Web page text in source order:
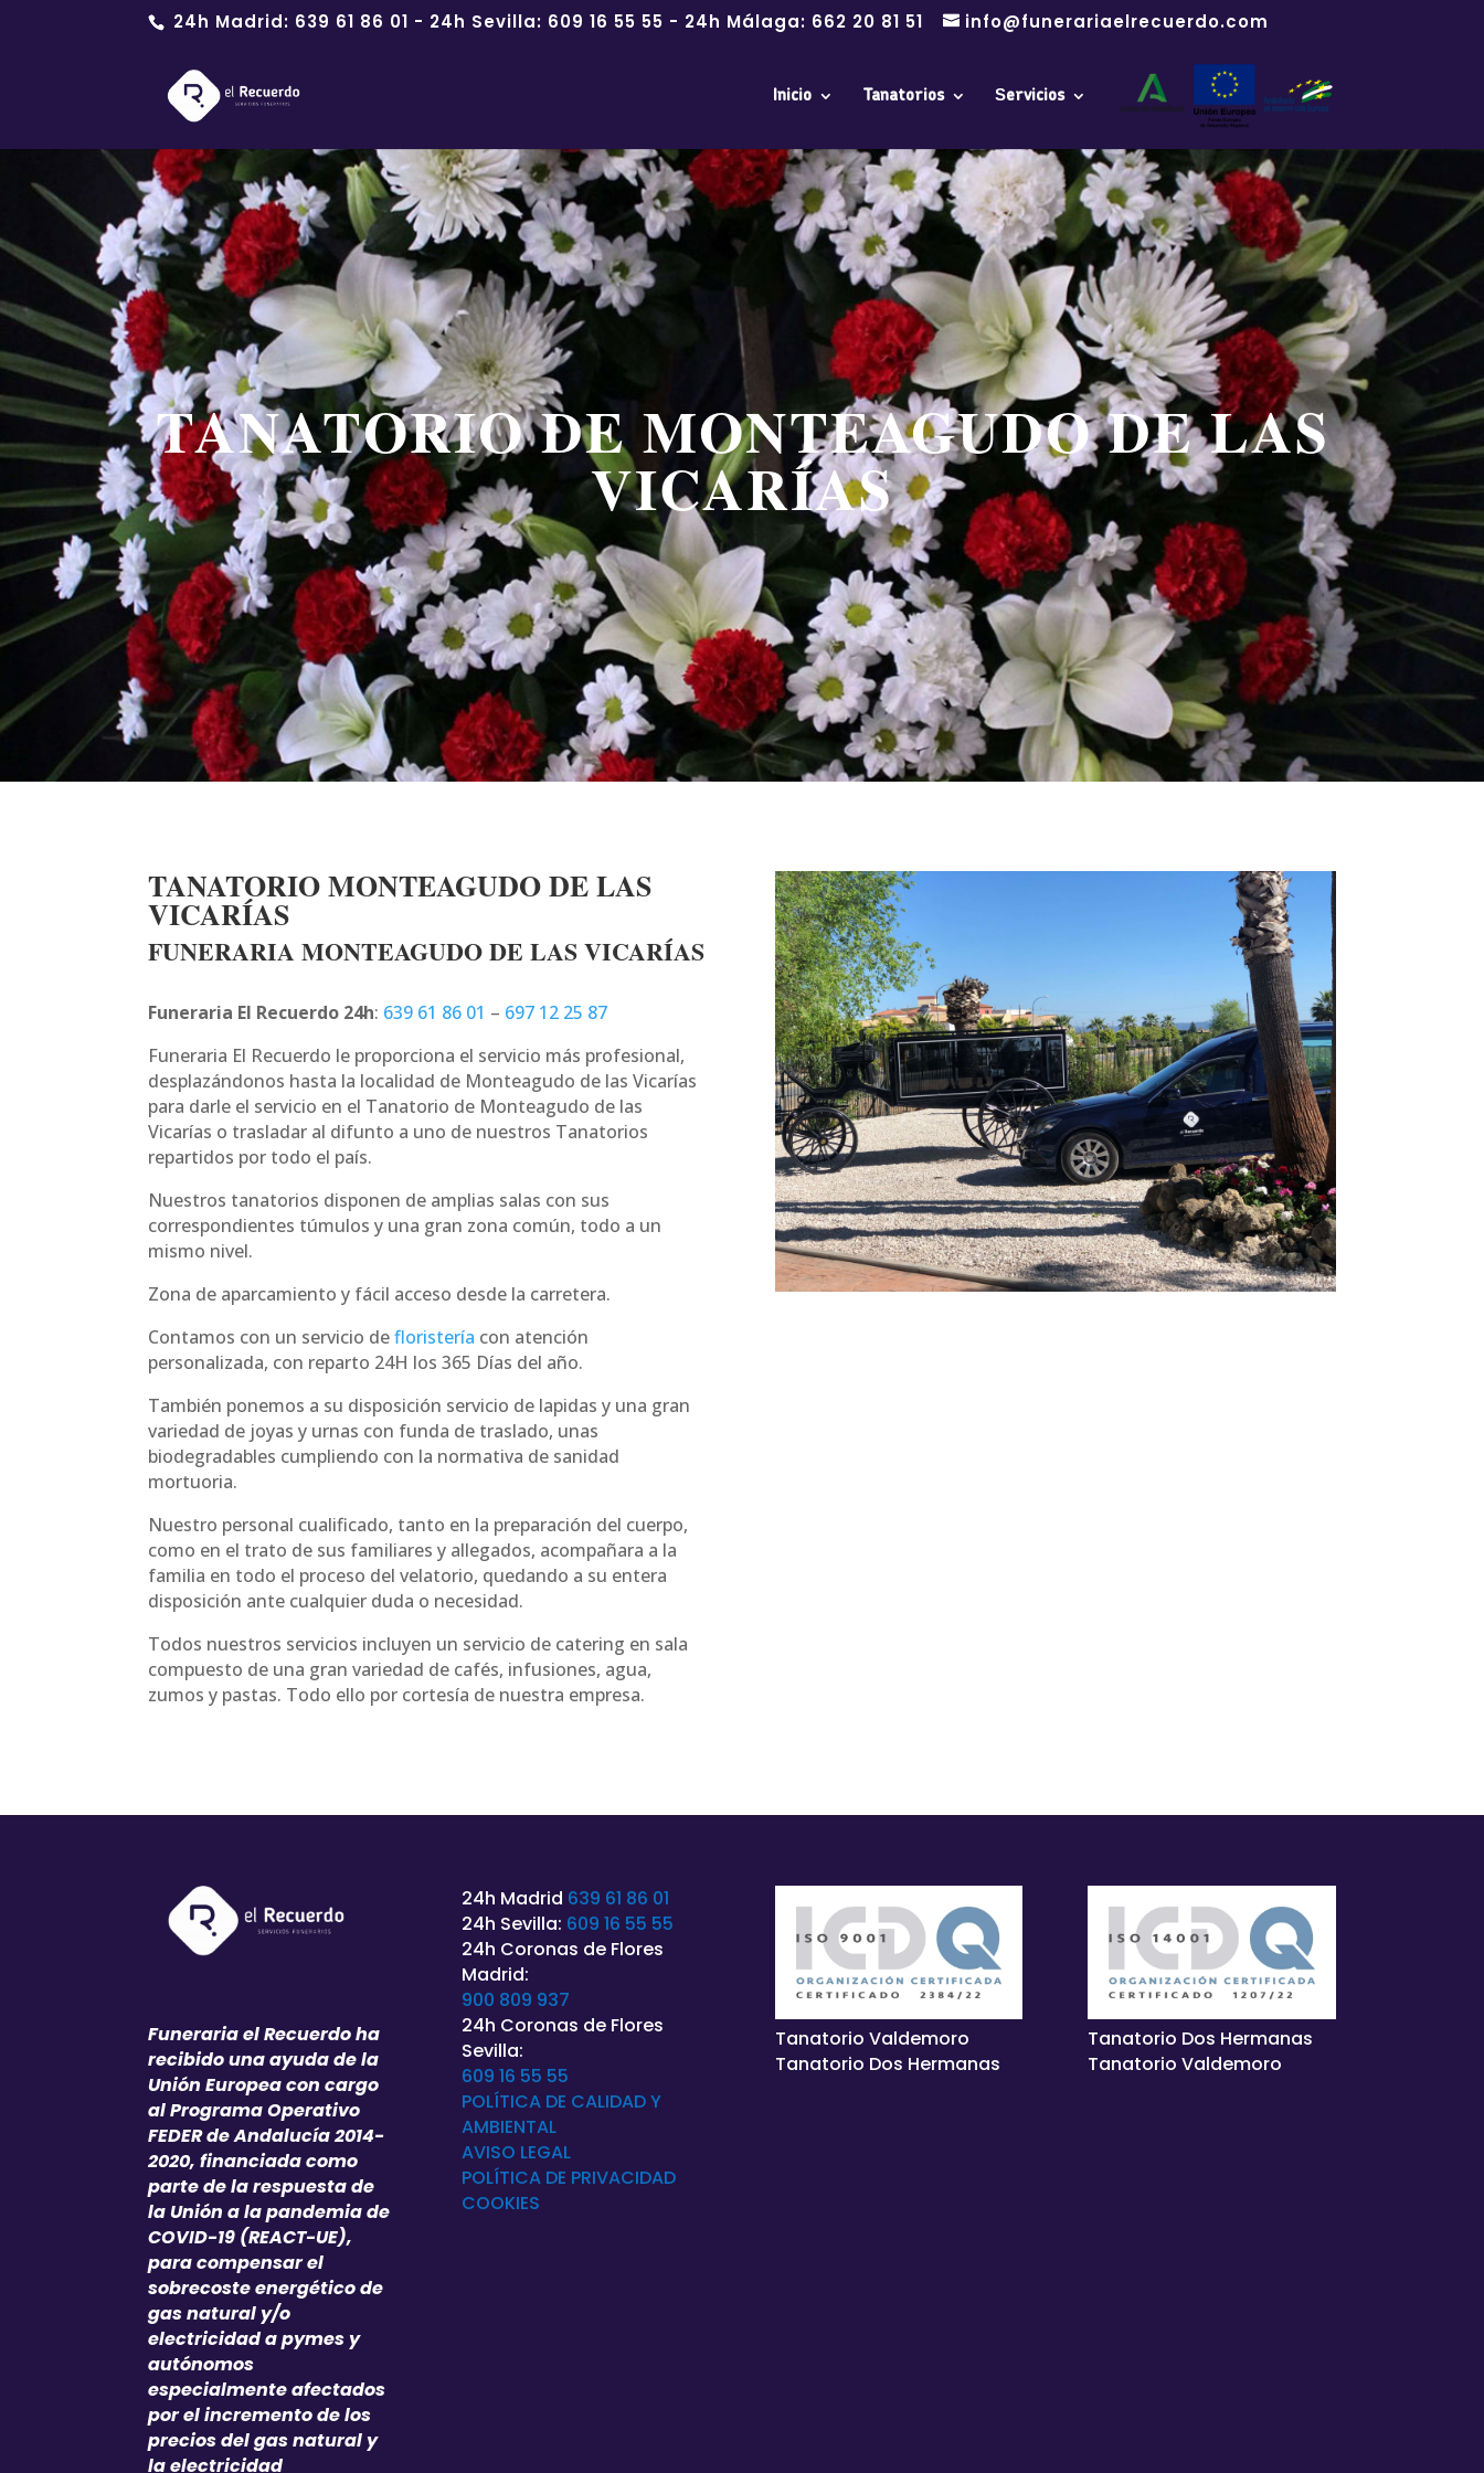
24h Madrid: 639 61 86 01 - 24h Sevilla: 609 16 55 55 - 24h Málaga: 662 20 81 51 info@funerariaelrecuerdo.com
Inicio Tanatorios Servicios
TANATORIO DE MONTEAGUDO DE LAS
VICARÍAS
TANATORIO MONTEAGUDO DE LAS
VICARÍAS
FUNERARIA MONTEAGUDO DE LAS VICARÍAS
Funeraria El Recuerdo 24h: 639 61 86 01 – 697 12 25 87
Funeraria El Recuerdo le proporciona el servicio más profesional,
desplazándonos hasta la localidad de Monteagudo de las Vicarías
para darle el servicio en el Tanatorio de Monteagudo de las
Vicarías o trasladar al difunto a uno de nuestros Tanatorios
repartidos por todo el país.
Nuestros tanatorios disponen de amplias salas con sus
correspondientes túmulos y una gran zona común, todo a un
mismo nivel.
Zona de aparcamiento y fácil acceso desde la carretera.
Contamos con un servicio defloristería con atención
personalizada, con reparto 24H los 365 Días del año.
También ponemos a su disposición servicio de lapidas y una gran
variedad de joyas y urnas con funda de traslado, unas
biodegradables cumpliendo con la normativa de sanidad
mortuoria.
Nuestro personal cualificado, tanto en la preparación del cuerpo,
como en el trato de sus familiares y allegados, acompañara a la
familia en todo el proceso del velatorio, quedando a su entera
disposición ante cualquier duda o necesidad.
Todos nuestros servicios incluyen un servicio de catering en sala
compuesto de una gran variedad de cafés, infusiones, agua,
zumos y pastas. Todo ello por cortesía de nuestra empresa.
Funeraria el Recuerdo ha
recibido una ayuda de la
Unión Europea con cargo
al Programa Operativo
FEDER de Andalucía 2014-
2020, financiada como
parte de la respuesta de
la Unión a la pandemia de
COVID-19 (REACT-UE),
para compensar el
sobrecoste energético de
gas natural y/o
electricidad a pymes y
autónomos
especialmente afectados
por el incremento de los
precios del gas natural y
la electricidad
24h Madrid 639 61 86 01
24h Sevilla: 609 16 55 55
24h Coronas de Flores
Madrid:
900 809 937
24h Coronas de Flores
Sevilla:
609 16 55 55
POLÍTICA DE CALIDAD Y
AMBIENTAL
AVISO LEGAL
POLÍTICA DE PRIVACIDAD
COOKIES
Tanatorio Valdemoro
Tanatorio Dos Hermanas
Tanatorio Dos Hermanas
Tanatorio Valdemoro